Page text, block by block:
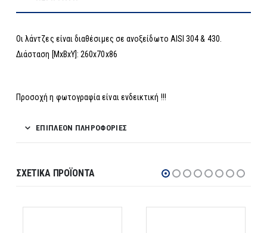
Οι λάντζες είναι διαθέσιμες σε ανοξείδωτο AISI 304 & 430.
Διάσταση [MxBxY]: 260x70x86
Προσοχή η φωτογραφία είναι ενδεικτική !!!
ΕΠΙΠΛΈΟΝ ΠΛΗΡΟΦΟΡΊΕΣ
ΣΧΕΤΙΚΆ ΠΡΟΪΌΝΤΑ